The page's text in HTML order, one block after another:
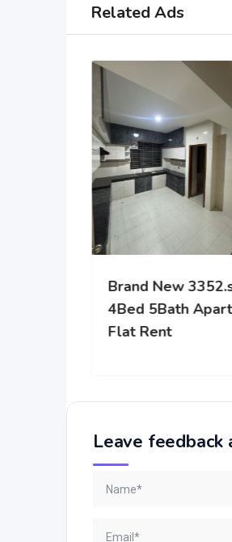
Related Ads
Scion the Liberty
Leave feedback